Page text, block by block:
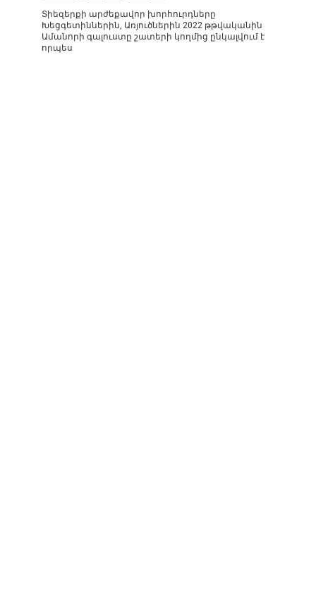
Տիեզերքի արժեքավոր խորհուրդները
Խեցգետիններին, Առյուծներին 2022 թթվականին
Ամանորի գալուստը շատերի կողմից ընկալվում է
որպես